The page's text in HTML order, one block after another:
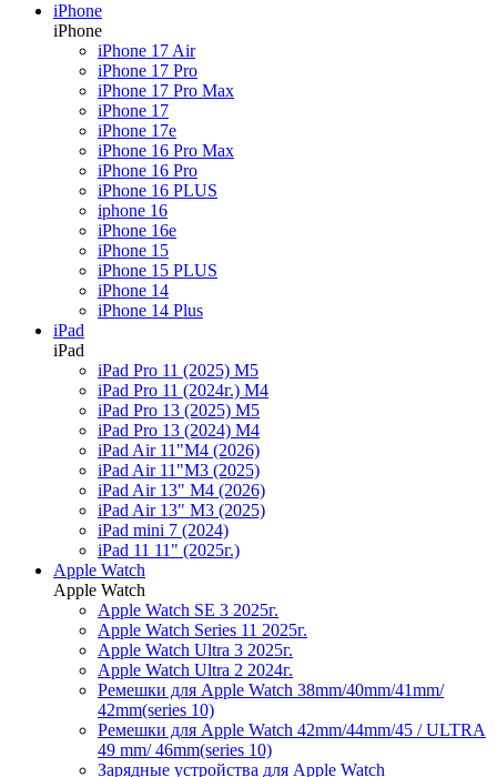
iPhone
iPhone
iPhone 17 Air
iPhone 17 Pro
iPhone 17 Pro Max
iPhone 17
iPhone 17e
iPhone 16 Pro Max
iPhone 16 Pro
iPhone 16 PLUS
iphone 16
iPhone 16e
iPhone 15
iPhone 15 PLUS
iPhone 14
iPhone 14 Plus
iPad
iPad
iPad Pro 11 (2025) M5
iPad Pro 11 (2024г.) M4
iPad Pro 13 (2025) M5
iPad Pro 13 (2024) M4
iPad Air 11"M4 (2026)
iPad Air 11"M3 (2025)
iPad Air 13" M4 (2026)
iPad Air 13" M3 (2025)
iPad mini 7 (2024)
iPad 11 11" (2025г.)
Apple Watch
Apple Watch
Apple Watch SE 3 2025г.
Apple Watch Series 11 2025г.
Apple Watch Ultra 3 2025г.
Apple Watch Ultra 2 2024г.
Ремешки для Apple Watch 38mm/40mm/41mm/
42mm(series 10)
Ремешки для Apple Watch 42mm/44mm/45 / ULTRA
49 mm/ 46mm(series 10)
Зарядные устройства для Apple Watch